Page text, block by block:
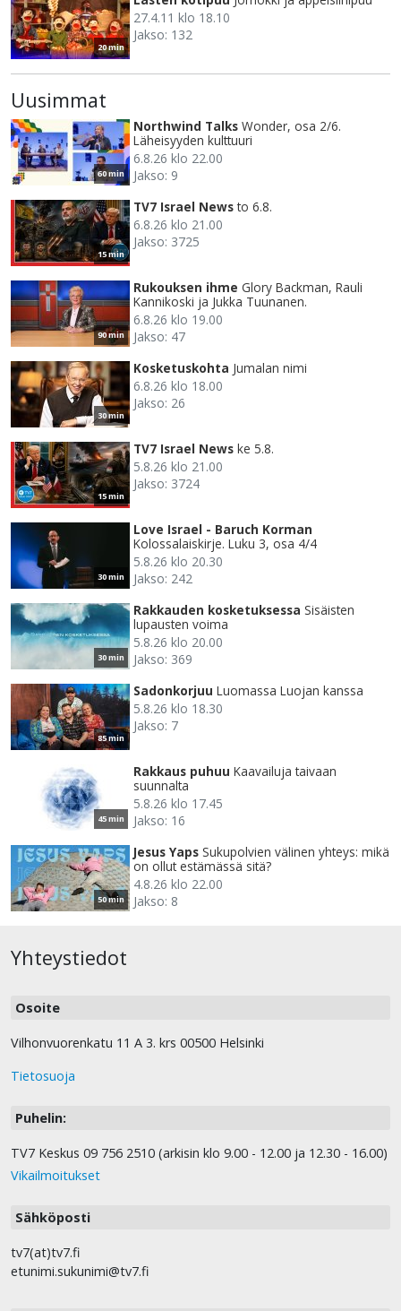
20 min
27.4.11 klo 18.10
Jakso: 132
Uusimmat
60 min
Northwind Talks Wonder, osa 2/6.
Läheisyyden kulttuuri
6.8.26 klo 22.00
Jakso: 9
15 min
TV7 Israel News to 6.8.
6.8.26 klo 21.00
Jakso: 3725
90 min
Rukouksen ihme Glory Backman, Rauli
Kannikoski ja Jukka Tuunanen.
6.8.26 klo 19.00
Jakso: 47
30 min
Kosketuskohta Jumalan nimi
6.8.26 klo 18.00
Jakso: 26
15 min
TV7 Israel News ke 5.8.
5.8.26 klo 21.00
Jakso: 3724
30 min
Love Israel - Baruch Korman
Kolossalaiskirje. Luku 3, osa 4/4
5.8.26 klo 20.30
Jakso: 242
30 min
Rakkauden kosketuksessa Sisäisten
lupausten voima
5.8.26 klo 20.00
Jakso: 369
85 min
Sadonkorjuu Luomassa Luojan kanssa
5.8.26 klo 18.30
Jakso: 7
45 min
Rakkaus puhuu Kaavailuja taivaan
suunnalta
5.8.26 klo 17.45
Jakso: 16
50 min
Jesus Yaps Sukupolvien välinen yhteys: mikä
on ollut estämässä sitä?
4.8.26 klo 22.00
Jakso: 8
Yhteystiedot
Osoite
Vilhonvuorenkatu 11 A 3. krs 00500 Helsinki
Tietosuoja
Puhelin:
TV7 Keskus 09 756 2510 (arkisin klo 9.00 - 12.00 ja 12.30 - 16.00)
Vikailmoitukset
Sähköposti
tv7(at)tv7.fi
etunimi.sukunimi@tv7.fi